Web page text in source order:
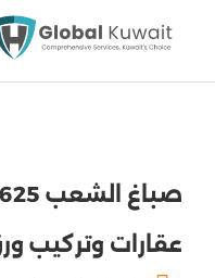
عقارات وتركيب